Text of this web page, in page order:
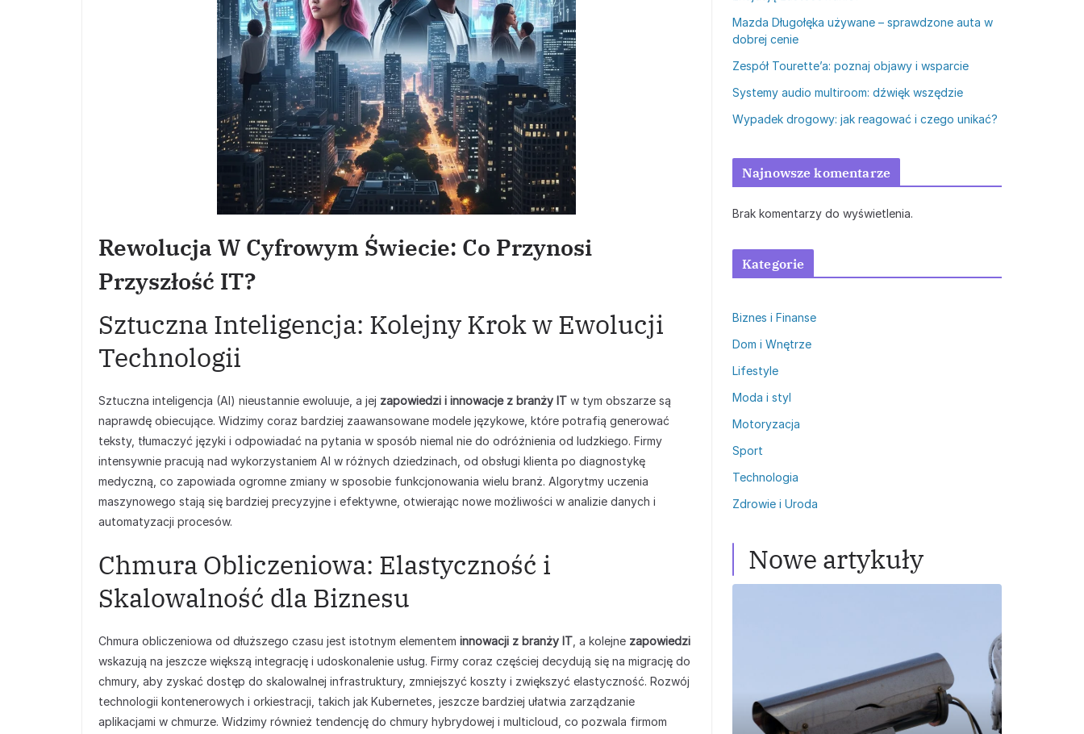
Rewolucja W Cyfrowym Świecie: Co Przynosi
Przyszłość IT?
Sztuczna Inteligencja: Kolejny Krok w Ewolucji
Technologii
Sztuczna inteligencja (AI) nieustannie ewoluuje, a jej zapowiedzi i innowacje z branży IT w tym obszarze są
naprawdę obiecujące. Widzimy coraz bardziej zaawansowane modele językowe, które potrafią generować
teksty, tłumaczyć języki i odpowiadać na pytania w sposób niemal nie do odróżnienia od ludzkiego. Firmy
intensywnie pracują nad wykorzystaniem AI w różnych dziedzinach, od obsługi klienta po diagnostykę
medyczną, co zapowiada ogromne zmiany w sposobie funkcjonowania wielu branż. Algorytmy uczenia
maszynowego stają się bardziej precyzyjne i efektywne, otwierając nowe możliwości w analizie danych i
automatyzacji procesów.
Chmura Obliczeniowa: Elastyczność i
Skalowalność dla Biznesu
Chmura obliczeniowa od dłuższego czasu jest istotnym elementem innowacji z branży IT , a kolejne zapowiedzi
wskazują na jeszcze większą integrację i udoskonalenie usług. Firmy coraz częściej decydują się na migrację do
chmury, aby zyskać dostęp do skalowalnej infrastruktury, zmniejszyć koszty i zwiększyć elastyczność. Rozwój
technologii kontenerowych i orkiestracji, takich jak Kubernetes, jeszcze bardziej ułatwia zarządzanie
aplikacjami w chmurze. Widzimy również tendencję do chmury hybrydowej i multicloud, co pozwala firmom
Mazda Długołęka używane – sprawdzone auta w
dobrej cenie
Zespół Tourette’a: poznaj objawy i wsparcie
Systemy audio multiroom: dźwięk wszędzie
Wypadek drogowy: jak reagować i czego unikać?
Najnowsze komentarze
Brak komentarzy do wyświetlenia.
Kategorie
Biznes i Finanse
Dom i Wnętrze
Lifestyle
Moda i styl
Motoryzacja
Sport
Technologia
Zdrowie i Uroda
Nowe artykuły